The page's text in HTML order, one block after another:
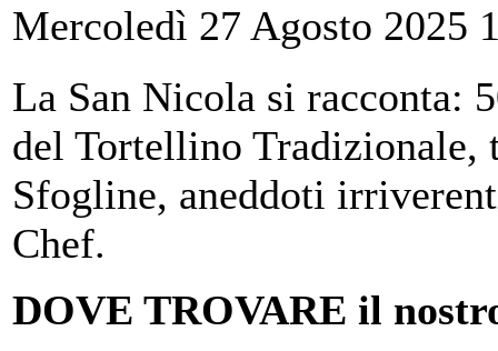
Mercoledì 27 Agosto 2025
La San Nicola si racconta:
del Tortellino Tradizionale,
Sfogline, aneddoti
Chef.
DOVE TROVARE il